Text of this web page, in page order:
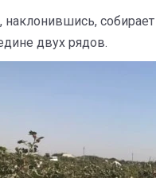
наклонившись,
двух рядов.